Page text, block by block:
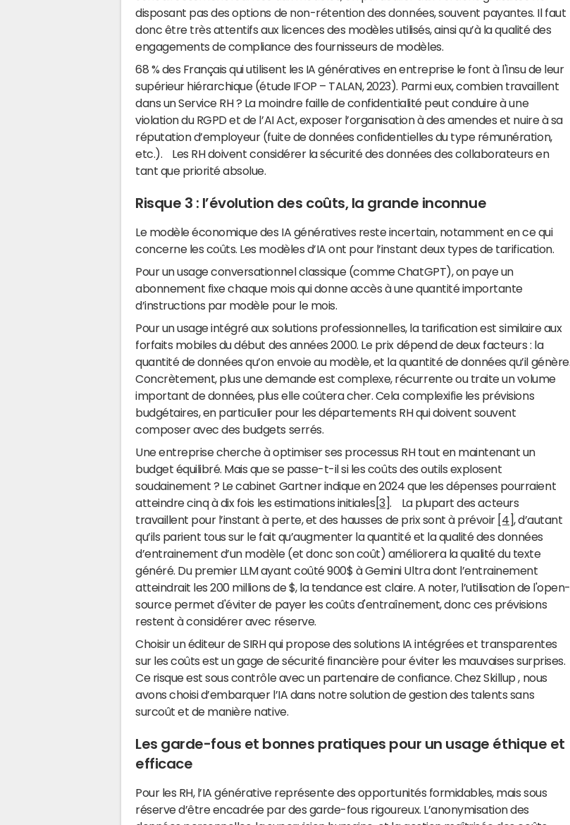
disposant pas des options de non-rétention des données, souvent payantes. Il faut
donc être très attentifs aux licences des modèles utilisés, ainsi qu’à la qualité des
engagements de compliance des fournisseurs de modèles.
68 % des Français qui utilisent les IA génératives en entreprise le font à l'insu de leur
supérieur hiérarchique (étude IFOP – TALAN, 2023). Parmi eux, combien travaillent
dans un Service RH ? La moindre faille de confidentialité peut conduire à une
violation du RGPD et de l’AI Act, exposer l’organisation à des amendes et nuire à sa
réputation d’employeur (fuite de données confidentielles du type rémunération,
etc.). Les RH doivent considérer la sécurité des données des collaborateurs en
tant que priorité absolue.
Risque 3 : l’évolution des coûts, la grande inconnue
Le modèle économique des IA génératives reste incertain, notamment en ce qui
concerne les coûts. Les modèles d’IA ont pour l’instant deux types de tarification.
Pour un usage conversationnel classique (comme ChatGPT), on paye un
abonnement fixe chaque mois qui donne accès à une quantité importante
d’instructions par modèle pour le mois.
Pour un usage intégré aux solutions professionnelles, la tarification est similaire aux
forfaits mobiles du début des années 2000. Le prix dépend de deux facteurs : la
quantité de données qu’on envoie au modèle, et la quantité de données qu’il génère.
Concrètement, plus une demande est complexe, récurrente ou traite un volume
important de données, plus elle coûtera cher. Cela complexifie les prévisions
budgétaires, en particulier pour les départements RH qui doivent souvent
composer avec des budgets serrés.
Une entreprise cherche à optimiser ses processus RH tout en maintenant un
budget équilibré. Mais que se passe-t-il si les coûts des outils explosent
soudainement ? Le cabinet Gartner indique en 2024 que les dépenses pourraient
atteindre cinq à dix fois les estimations initiales [3]
. La plupart des acteurs
travaillent pour l’instant à perte, et des hausses de prix sont à prévoir
[4] , d’autant
qu’ils parient tous sur le fait qu’augmenter la quantité et la qualité des données
d’entrainement d’un modèle (et donc son coût) améliorera la qualité du texte
généré. Du premier LLM ayant coûté 900$ à Gemini Ultra dont l’entrainement
atteindrait les 200 millions de $, la tendance est claire. A noter, l’utilisation de l'open-
source permet d'éviter de payer les coûts d'entraînement, donc ces prévisions
restent à considérer avec réserve.
Choisir un éditeur de SIRH qui propose des solutions IA intégrées et transparentes
sur les coûts est un gage de sécurité financière pour éviter les mauvaises surprises.
Ce risque est sous contrôle avec un partenaire de confiance. Chez Skillup , nous
avons choisi d’embarquer l’IA dans notre solution de gestion des talents sans
surcoût et de manière native.
Les garde-fous et bonnes pratiques pour un usage éthique et
efficace
Pour les RH, l’IA générative représente des opportunités formidables, mais sous
réserve d’être encadrée par des garde-fous rigoureux. L’anonymisation des